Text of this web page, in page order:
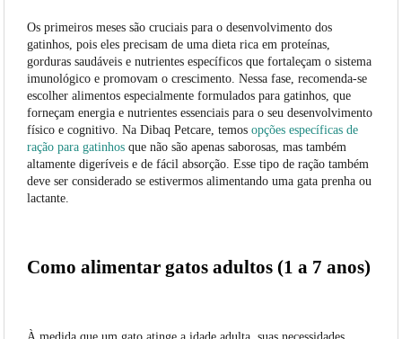
Os primeiros meses são cruciais para o desenvolvimento dos
gatinhos, pois eles precisam de uma dieta rica em proteínas,
gorduras saudáveis e nutrientes específicos que fortaleçam o sistema
imunológico e promovam o crescimento. Nessa fase, recomenda-se
escolher alimentos especialmente formulados para gatinhos, que
forneçam energia e nutrientes essenciais para o seu desenvolvimento
físico e cognitivo. Na Dibaq Petcare, temosopções específicas de
ração para gatinhos que não são apenas saborosas, mas também
altamente digeríveis e de fácil absorção. Esse tipo de ração também
deve ser considerado se estivermos alimentando uma gata prenha ou
lactante.
Como alimentar gatos adultos (1 a 7 anos)